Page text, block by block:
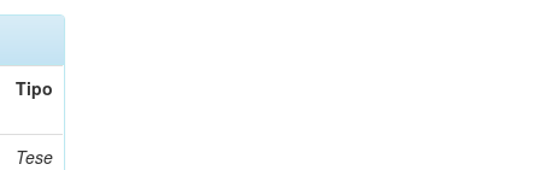
Tipo
Tese